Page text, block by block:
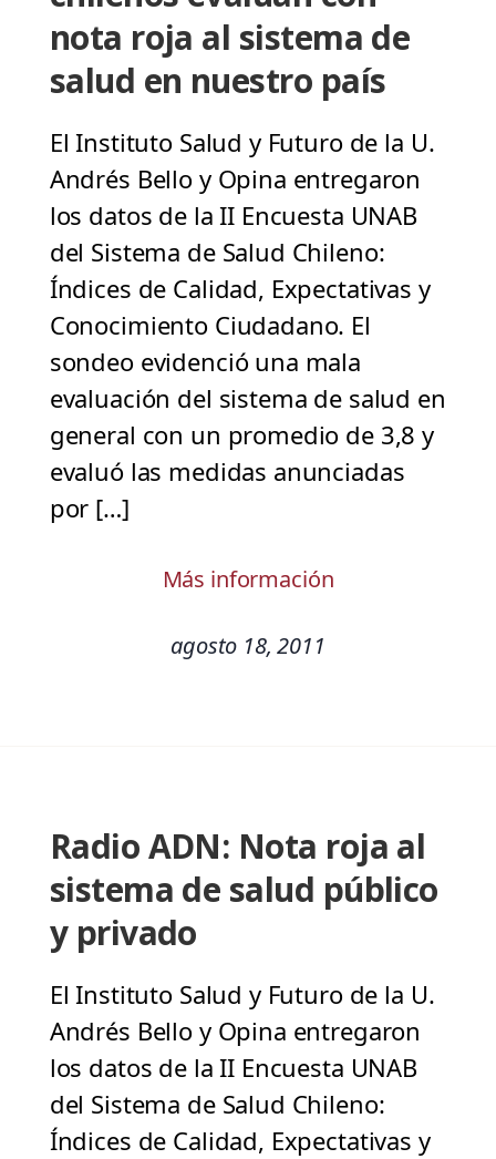
nota roja al sistema de
salud en nuestro país
El Instituto Salud y Futuro de la U.
Andrés Bello y Opina entregaron
los datos de la II Encuesta UNAB
del Sistema de Salud Chileno:
Índices de Calidad, Expectativas y
Conocimiento Ciudadano. El
sondeo evidenció una mala
evaluación del sistema de salud en
general con un promedio de 3,8 y
evaluó las medidas anunciadas
por […]
Más información
agosto 18, 2011
Radio ADN: Nota roja al
sistema de salud público
y privado
El Instituto Salud y Futuro de la U.
Andrés Bello y Opina entregaron
los datos de la II Encuesta UNAB
del Sistema de Salud Chileno:
Índices de Calidad, Expectativas y